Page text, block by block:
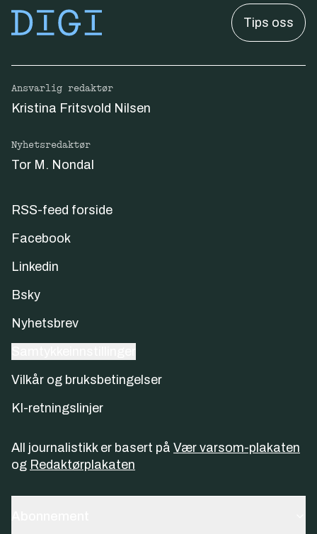
Tips oss
Ansvarlig redaktør
Kristina Fritsvold Nilsen
Nyhetsredaktør
Tor M. Nondal
RSS-feed forside
Facebook
Linkedin
Bsky
Nyhetsbrev
Vilkår og bruksbetingelser
KI-retningslinjer
All journalistikk er basert på Vær varsom-plakaten
og Redaktørplakaten